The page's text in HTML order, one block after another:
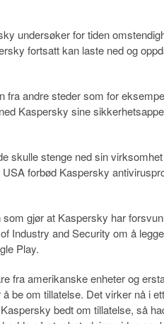
undersøker for tiden
fortsatt kan laste ned og
fra andre steder som for
Kaspersky sine
skulle stenge ned sin
forbød Kaspersky
gjør at Kaspersky har
Industry and Security om å
Play.
fra amerikanske enheter og
be om tillatelse. Det virker nå i
bedt om tillatelse, så